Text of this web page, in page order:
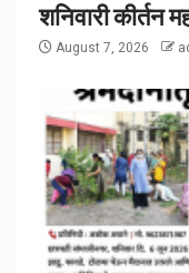
शनिवारी कीर्तन
August 7, 2026